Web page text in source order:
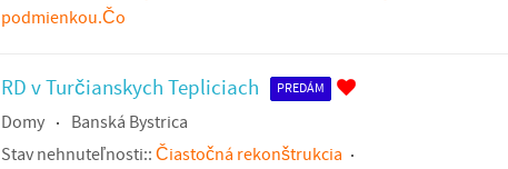
podmienkou.Čo
RD v Turčianskych Tepliciach PREDÁM
Domy
Banská Bystrica
Stav nehnuteľnosti:: Čiastočná rekonštrukcia